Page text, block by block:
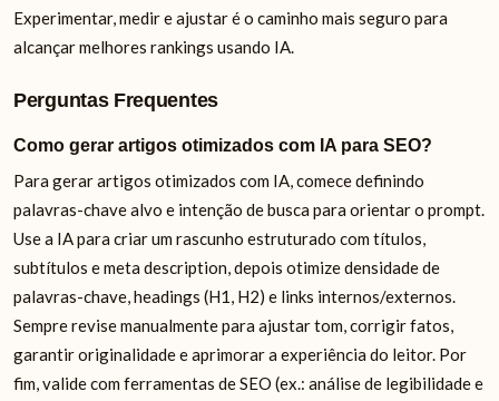
Experimentar, medir e ajustar é o caminho mais seguro para
alcançar melhores rankings usando IA.
Perguntas Frequentes
Como gerar artigos otimizados com IA para SEO?
Para gerar artigos otimizados com IA, comece definindo
palavras-chave alvo e intenção de busca para orientar o prompt.
Use a IA para criar um rascunho estruturado com títulos,
subtítulos e meta description, depois otimize densidade de
palavras-chave, headings (H1, H2) e links internos/externos.
Sempre revise manualmente para ajustar tom, corrigir fatos,
garantir originalidade e aprimorar a experiência do leitor. Por
fim, valide com ferramentas de SEO (ex.: análise de legibilidade e